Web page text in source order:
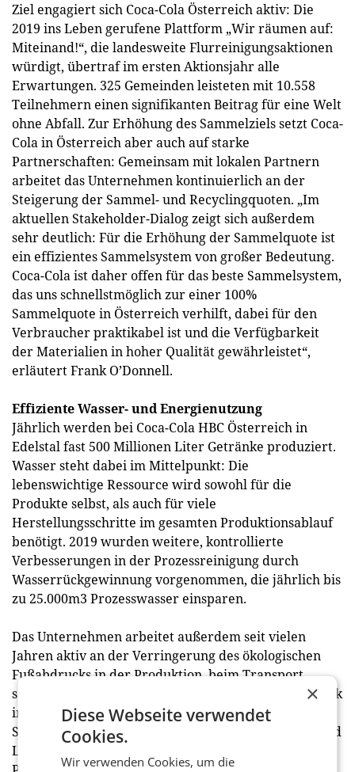
Ziel engagiert sich Coca-Cola Österreich aktiv: Die
2019 ins Leben gerufene Plattform „Wir räumen auf:
Miteinand!“, die landesweite Flurreinigungsaktionen
würdigt, übertraf im ersten Aktionsjahr alle
Erwartungen. 325 Gemeinden leisteten mit 10.558
Teilnehmern einen signifikanten Beitrag für eine Welt
ohne Abfall. Zur Erhöhung des Sammelziels setzt Coca-
Cola in Österreich aber auch auf starke
Partnerschaften: Gemeinsam mit lokalen Partnern
arbeitet das Unternehmen kontinuierlich an der
Steigerung der Sammel- und Recyclingquoten. „Im
aktuellen Stakeholder-Dialog zeigt sich außerdem
sehr deutlich: Für die Erhöhung der Sammelquote ist
ein effizientes Sammelsystem von großer Bedeutung.
Coca-Cola ist daher offen für das beste Sammelsystem,
das uns schnellstmöglich zur einer 100%
Sammelquote in Österreich verhilft, dabei für den
Verbraucher praktikabel ist und die Verfügbarkeit
der Materialien in hoher Qualität gewährleistet“,
erläutert Frank O’Donnell.
Effiziente Wasser- und Energienutzung
Jährlich werden bei Coca-Cola HBC Österreich in
Edelstal fast 500 Millionen Liter Getränke produziert.
Wasser steht dabei im Mittelpunkt: Die
lebenswichtige Ressource wird sowohl für die
Produkte selbst, als auch für viele
Herstellungsschritte im gesamten Produktionsablauf
benötigt. 2019 wurden weitere, kontrollierte
Verbesserungen in der Prozessreinigung durch
Wasserrückgewinnung vorgenommen, die jährlich bis
zu 25.000m3 Prozesswasser einsparen.
Das Unternehmen arbeitet außerdem seit vielen
Jahren aktiv an der Verringerung des ökologischen
Fußabdrucks in der Produktion, beim Transport,
seinen Standorten und bei den Kühlgeräten. Das Werk
in Edelstal wird mit 100% Ökostrom versorgt. Im
September wurde auf dem Dach des Produktions- und
Logistikzentrums in Edelstal die bisher größte
×
Diese Webseite verwendet
Cookies.
Wir verwenden Cookies, um die